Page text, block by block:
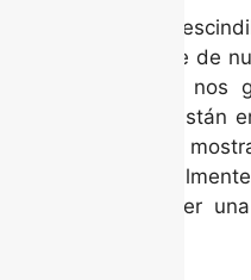
Aparte de lo
también son parte de
el bienestar que nos
piezas dentales están
como debe ser y
nosotros. Es
preocupación tener